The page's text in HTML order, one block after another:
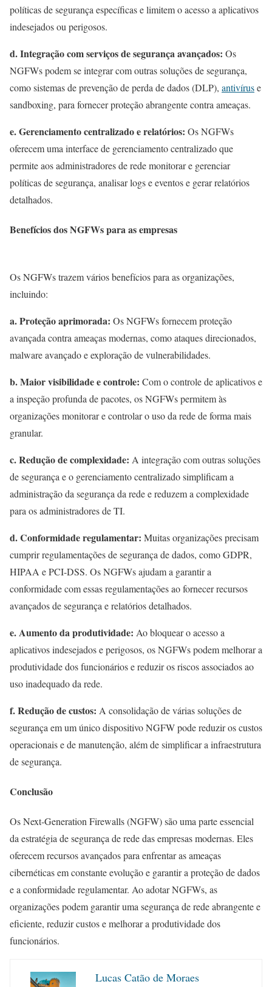
políticas de segurança específicas e limitem o acesso a aplicativos
indesejados ou perigosos.
d. Integração com serviços de segurança avançados: Os
NGFWs podem se integrar com outras soluções de segurança,
como sistemas de prevenção de perda de dados (DLP), antivíruse
sandboxing, para fornecer proteção abrangente contra ameaças.
e. Gerenciamento centralizado e relatórios: Os NGFWs
oferecem uma interface de gerenciamento centralizado que
permite aos administradores de rede monitorar e gerenciar
políticas de segurança, analisar logs e eventos e gerar relatórios
detalhados.
Benefícios dos NGFWs para as empresas
Os NGFWs trazem vários benefícios para as organizações,
incluindo:
a. Proteção aprimorada: Os NGFWs fornecem proteção
avançada contra ameaças modernas, como ataques direcionados,
malware avançado e exploração de vulnerabilidades.
b. Maior visibilidade e controle: Com o controle de aplicativos e
a inspeção profunda de pacotes, os NGFWs permitem às
organizações monitorar e controlar o uso da rede de forma mais
granular.
c. Redução de complexidade: A integração com outras soluções
de segurança e o gerenciamento centralizado simplificam a
administração da segurança da rede e reduzem a complexidade
para os administradores de TI.
d. Conformidade regulamentar: Muitas organizações precisam
cumprir regulamentações de segurança de dados, como GDPR,
HIPAA e PCI-DSS. Os NGFWs ajudam a garantir a
conformidade com essas regulamentações ao fornecer recursos
avançados de segurança e relatórios detalhados.
e. Aumento da produtividade: Ao bloquear o acesso a
aplicativos indesejados e perigosos, os NGFWs podem melhorar a
produtividade dos funcionários e reduzir os riscos associados ao
uso inadequado da rede.
f. Redução de custos: A consolidação de várias soluções de
segurança em um único dispositivo NGFW pode reduzir os custos
operacionais e de manutenção, além de simplificar a infraestrutura
de segurança.
Conclusão
Os Next-Generation Firewalls (NGFW) são uma parte essencial
da estratégia de segurança de rede das empresas modernas. Eles
oferecem recursos avançados para enfrentar as ameaças
cibernéticas em constante evolução e garantir a proteção de dados
e a conformidade regulamentar. Ao adotar NGFWs, as
organizações podem garantir uma segurança de rede abrangente e
eficiente, reduzir custos e melhorar a produtividade dos
funcionários.
Lucas Catão de Moraes